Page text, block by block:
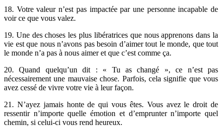
18. Votre valeur n’est pas impactée par une personne incapable de
voir ce que vous valez.
19. Une des choses les plus libératrices que nous apprenons dans la
vie est que nous n’avons pas besoin d’aimer tout le monde, que tout
le monde n’a pas à nous aimer et que c’est comme ça.
20. Quand quelqu’un dit : « Tu as changé », ce n’est pas
nécessairement une mauvaise chose. Parfois, cela signifie que vous
avez cessé de vivre votre vie à leur façon.
21. N’ayez jamais honte de qui vous êtes. Vous avez le droit de
ressentir n’importe quelle émotion et d’emprunter n’importe quel
chemin, si celui-ci vous rend heureux.